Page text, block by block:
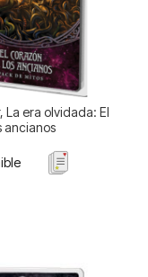
La era olvidada: El
ancianos